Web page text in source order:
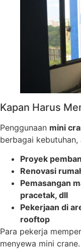
Kapan Harus
Penggunaan mini
berbagai kebutuhan,
Proyek
Renovasi
Pemasangan
pracetak, dll
Pekerjaan di
rooftop
Para pekerja
menyewa mini